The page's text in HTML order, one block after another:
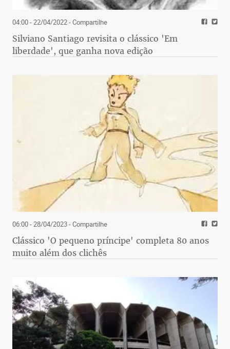
04:00 - 22/04/2022- Compartilhe
Silviano Santiago revisita o clássico 'Em
liberdade', que ganha nova edição
06:00 - 28/04/2023- Compartilhe
Clássico 'O pequeno príncipe' completa 80 anos
muito além dos clichês